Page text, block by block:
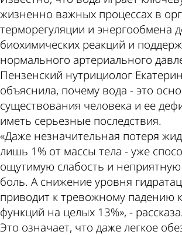
жизненно важных процессах в
терморегуляции и энергообмена
биохимических реакций и
нормального артериального
Пензенский нутрициолог
объяснила, почему вода - это
существования человека и ее
иметь серьезные последствия.
«Даже незначительная потеря
лишь 1% от массы тела - уже
ощутимую слабость и
боль. А снижение уровня
приводит к тревожному падению
функций на целых 13%», -
Это означает, что даже легкое